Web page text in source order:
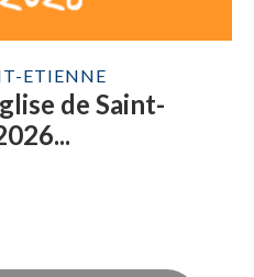
ETIENNE
de Saint-